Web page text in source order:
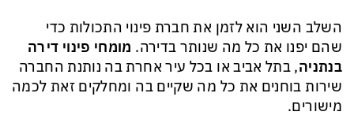
השלב השני הוא לזמן את חברת פינוי התכולות כדי
שהם יפנו את כל מה שנותר בדירה. מומחי פינוי דירה
בנתניה, בתל אביב או בכל עיר אחרת בה נותנת החברה
שירות בוחנים את כל מה שקיים בה ומחלקים זאת לכמה
מישורים.